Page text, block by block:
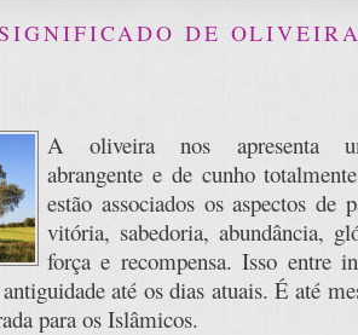
DE
A oliveira nos apresenta
abrangente e de cunho
estão associados os aspectos de
vitória, sabedoria, abundância,
força e recompensa. Isso entre
até os dias atuais. É até
para os Islâmicos.